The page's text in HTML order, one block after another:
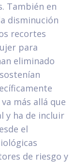
También en
disminución
recortes
para
eliminado
más allá que
y ha de incluir
el
de riesgo y